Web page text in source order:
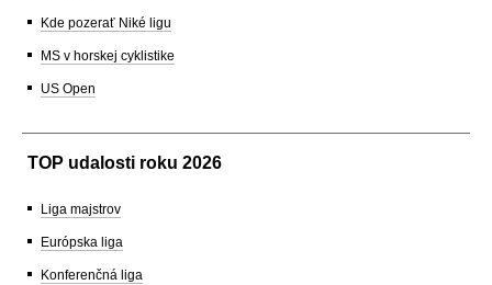
Kde pozerať Niké ligu
MS v horskej cyklistike
US Open
TOP udalosti roku 2026
Liga majstrov
Európska liga
Konferenčná liga